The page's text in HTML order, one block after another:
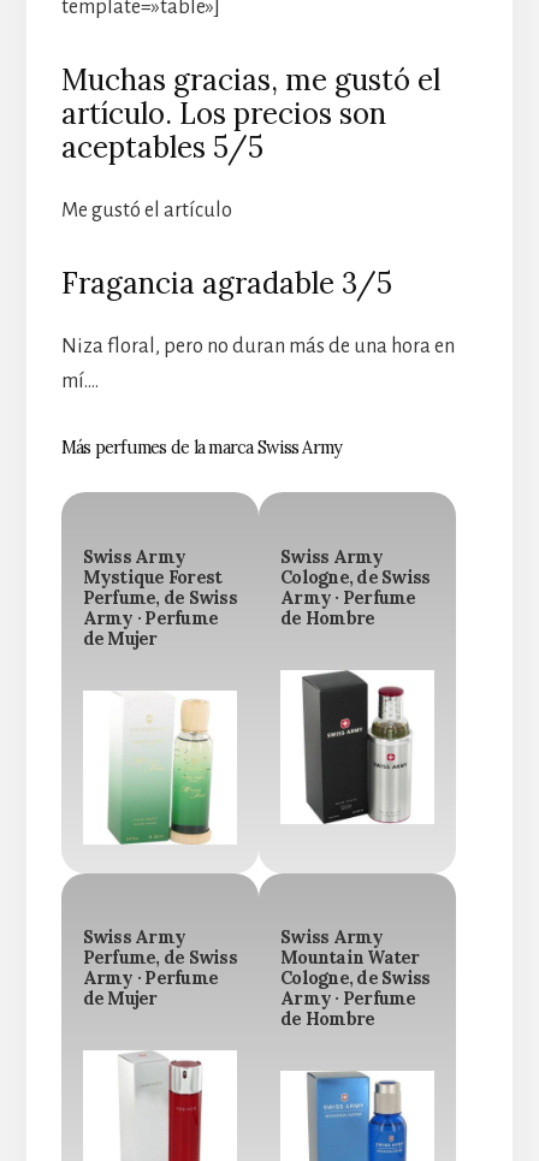
template=»table»]
Muchas gracias, me gustó el
artículo. Los precios son
aceptables 5/5
Me gustó el artículo
Fragancia agradable 3/5
Niza floral, pero no duran más de una hora en
mí….
Más perfumes de la marca Swiss Army
Swiss Army
Mystique Forest
Perfume, de Swiss
Army · Perfume
de Mujer
Swiss Army
Cologne, de Swiss
Army · Perfume
de Hombre
Swiss Army
Perfume, de Swiss
Army · Perfume
de Mujer
Swiss Army
Mountain Water
Cologne, de Swiss
Army · Perfume
de Hombre